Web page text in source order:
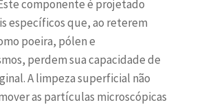
componente é projetado
específicos que, ao reterem
poeira, pólen e
perdem sua capacidade de
A limpeza superficial não
as partículas microscópicas